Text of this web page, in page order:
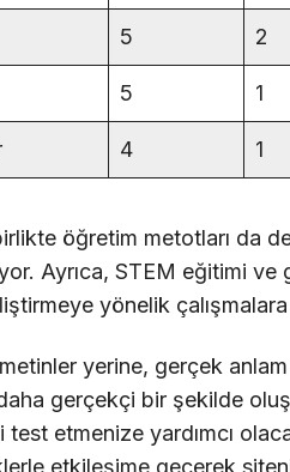
5 2
5 1
4 1
öğretim metotları da
Ayrıca, STEM eğitimi ve
yönelik
yerine, gerçek
gerçekçi bir şekilde
etmenize yardımcı
etkileşime geçerek